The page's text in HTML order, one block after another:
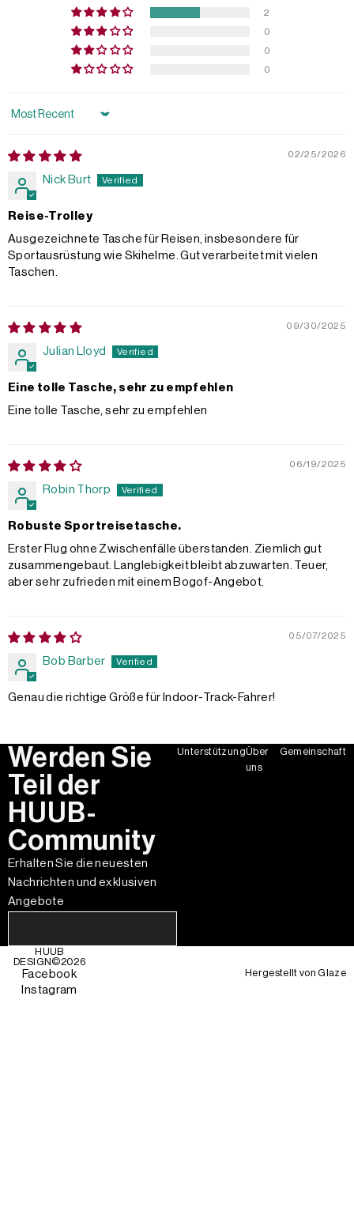
2
0
0
0
Sort by
02/25/2026
Nick Burt
Reise-Trolley
Ausgezeichnete Tasche für Reisen, insbesondere für
Sportausrüstung wie Skihelme. Gut verarbeitet mit vielen
Taschen.
09/30/2025
Julian Lloyd
Eine tolle Tasche, sehr zu empfehlen
Eine tolle Tasche, sehr zu empfehlen
06/19/2025
Robin Thorp
Robuste Sportreisetasche.
Erster Flug ohne Zwischenfälle überstanden. Ziemlich gut
zusammengebaut. Langlebigkeit bleibt abzuwarten. Teuer,
aber sehr zufrieden mit einem Bogof-Angebot.
05/07/2025
Bob Barber
Genau die richtige Größe für Indoor-Track-Fahrer!
Werden Sie
Teil der
HUUB-
Community
Erhalten Sie die neuesten
Nachrichten und exklusiven
Angebote
UnterstützungÜber
uns
Gemeinschaft
HUUB
DESIGN©2026
Facebook
Instagram
Hergestellt vonGlaze